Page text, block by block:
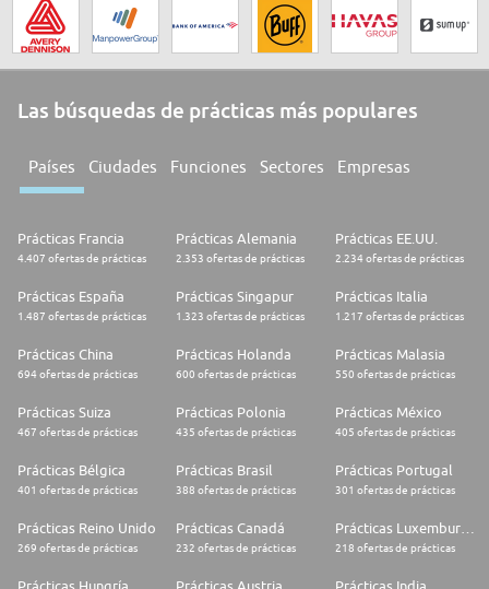
Las búsquedas de prácticas más populares
Países Ciudades Funciones Sectores Empresas
Prácticas Francia
4.407 ofertas de prácticas
Prácticas Alemania
2.353 ofertas de prácticas
Prácticas EE.UU.
2.234 ofertas de prácticas
Prácticas España
1.487 ofertas de prácticas
Prácticas Singapur
1.323 ofertas de prácticas
Prácticas Italia
1.217 ofertas de prácticas
Prácticas China
694 ofertas de prácticas
Prácticas Holanda
600 ofertas de prácticas
Prácticas Malasia
550 ofertas de prácticas
Prácticas Suiza
467 ofertas de prácticas
Prácticas Polonia
435 ofertas de prácticas
Prácticas México
405 ofertas de prácticas
Prácticas Bélgica
401 ofertas de prácticas
Prácticas Brasil
388 ofertas de prácticas
Prácticas Portugal
301 ofertas de prácticas
Prácticas Reino Unido
269 ofertas de prácticas
Prácticas Canadá
232 ofertas de prácticas
Prácticas Luxemburgo
218 ofertas de prácticas